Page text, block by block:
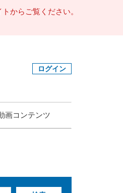
からご覧ください。
ログイン
画コンテンツ